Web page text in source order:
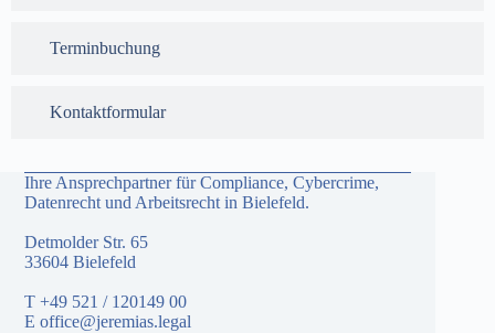
Terminbuchung
Kontaktformular
Ihre Ansprechpartner für Compliance, Cybercrime,
Datenrecht und Arbeitsrecht in Bielefeld.
Detmolder Str. 65
33604 Bielefeld
T+49 521 / 120149 00
Eoffice@jeremias.legal